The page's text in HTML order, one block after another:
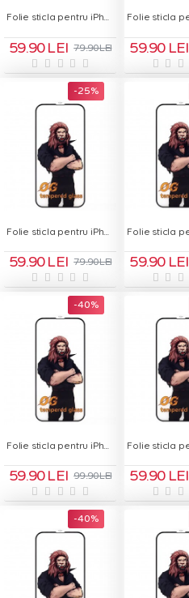
Folie sticla pentru iPhone 14 Pro - OG Green Glass
59.90 LEI 79.90 LEI 59.90 LEI
-25 %
59.90 LEI 79.90 LEI 59.90 LEI
-40 %
59.90 LEI 99.90 LEI 59.90 LEI
-40 %